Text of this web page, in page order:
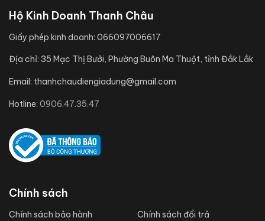
Hộ Kinh Doanh Thanh Châu
Giấy phép kinh doanh: 066097006617
Địa chỉ: 35 Mạc Thị Bưởi, Phường Buôn Ma Thuột, tỉnh Đắk Lắk
Email: thanhchaudiengiadung@gmail.com
Hotline: 0906.47.35.47
Chính sách
Chính sách bảo hành
Chính sách đổi trả